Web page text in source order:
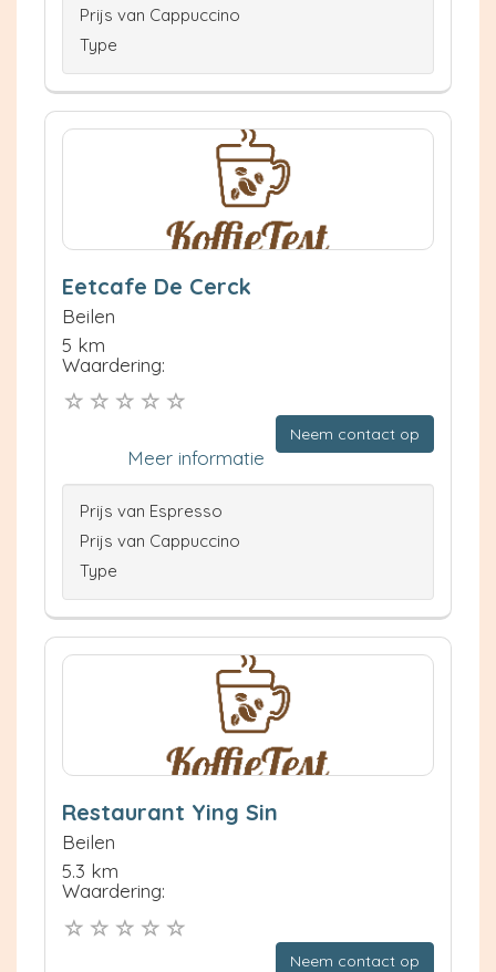
Prijs van Cappuccino
Type
Eetcafe De Cerck
Beilen
5 km
Waardering:
Neem contact op
Meer informatie
Prijs van Espresso
Prijs van Cappuccino
Type
Restaurant Ying Sin
Beilen
5.3 km
Waardering:
Neem contact op